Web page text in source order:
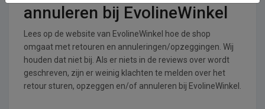
annuleren bij EvolineWinkel
Lees op de website van EvolineWinkel hoe de shop
omgaat met retouren en annuleringen/opzeggingen. Wij
houden dat niet bij. Als er niets in de reviews over wordt
geschreven, zijn er weinig klachten te melden over het
retour sturen, opzeggen en/of annuleren bij EvolineWinkel.